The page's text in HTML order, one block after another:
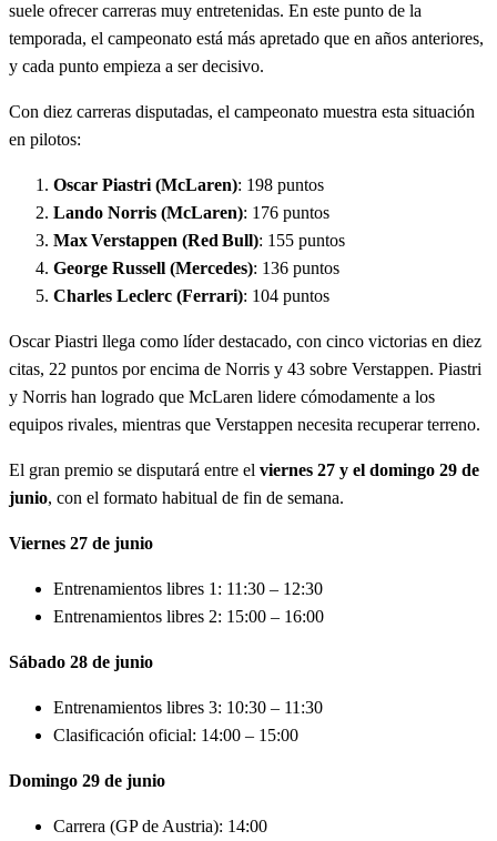
suele ofrecer carreras muy entretenidas. En este punto de la
temporada, el campeonato está más apretado que en años anteriores,
y cada punto empieza a ser decisivo.
Con diez carreras disputadas, el campeonato muestra esta situación
en pilotos:
Oscar Piastri (McLaren): 198 puntos
Lando Norris (McLaren): 176 puntos
Max Verstappen (Red Bull): 155 puntos
George Russell (Mercedes): 136 puntos
Charles Leclerc (Ferrari): 104 puntos
Oscar Piastri llega como líder destacado, con cinco victorias en diez
citas, 22 puntos por encima de Norris y 43 sobre Verstappen. Piastri
y Norris han logrado que McLaren lidere cómodamente a los
equipos rivales, mientras que Verstappen necesita recuperar terreno.
El gran premio se disputará entre el viernes 27 y el domingo 29 de
junio, con el formato habitual de fin de semana.
Viernes 27 de junio
Entrenamientos libres 1: 11:30 – 12:30
Entrenamientos libres 2: 15:00 – 16:00
Sábado 28 de junio
Entrenamientos libres 3: 10:30 – 11:30
Clasificación oficial: 14:00 – 15:00
Domingo 29 de junio
Carrera (GP de Austria): 14:00